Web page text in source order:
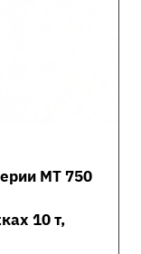
MT 750
10 т,